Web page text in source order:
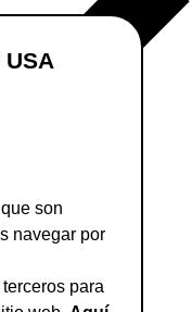
USA
son
navegar por
para